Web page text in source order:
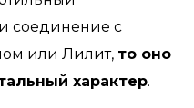
соединение с
или Лилит, то оно
характер.